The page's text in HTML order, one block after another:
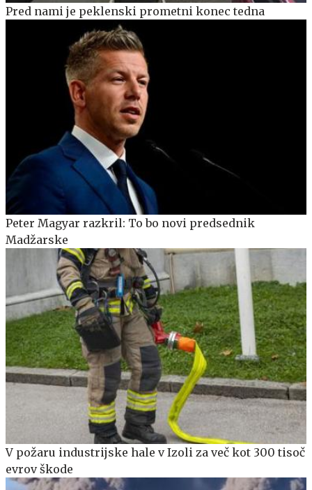
Pred nami je peklenski prometni konec tedna
Peter Magyar razkril: To bo novi predsednik
Madžarske
V požaru industrijske hale v Izoli za več kot 300 tisoč
evrov škode